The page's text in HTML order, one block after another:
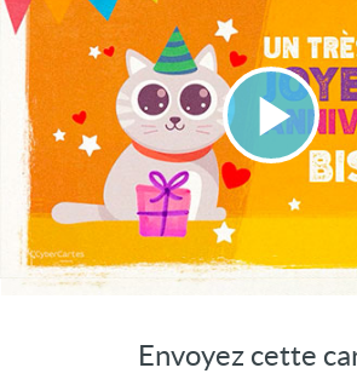
Lire
la
Envoyez cette